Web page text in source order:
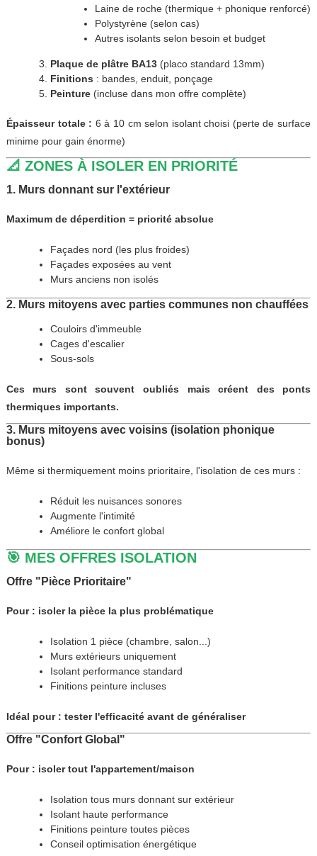
Laine de roche (thermique + phonique renforcé)
Polystyrène (selon cas)
Autres isolants selon besoin et budget
Plaque de plâtre BA13 (placo standard 13mm)
Finitions : bandes, enduit, ponçage
Peinture (incluse dans mon offre complète)
Épaisseur totale : 6 à 10 cm selon isolant choisi (perte de surface
minime pour gain énorme)
📐 ZONES À ISOLER EN PRIORITÉ
1. Murs donnant sur l'extérieur
Maximum de déperdition = priorité absolue
Façades nord (les plus froides)
Façades exposées au vent
Murs anciens non isolés
2. Murs mitoyens avec parties communes non chauffées
Couloirs d'immeuble
Cages d'escalier
Sous-sols
Ces murs sont souvent oubliés mais créent des ponts
thermiques importants.
3. Murs mitoyens avec voisins (isolation phonique
bonus)
Même si thermiquement moins prioritaire, l'isolation de ces murs :
Réduit les nuisances sonores
Augmente l'intimité
Améliore le confort global
🎯 MES OFFRES ISOLATION
Offre "Pièce Prioritaire"
Pour : isoler la pièce la plus problématique
Isolation 1 pièce (chambre, salon...)
Murs extérieurs uniquement
Isolant performance standard
Finitions peinture incluses
Idéal pour : tester l'efficacité avant de généraliser
Offre "Confort Global"
Pour : isoler tout l'appartement/maison
Isolation tous murs donnant sur extérieur
Isolant haute performance
Finitions peinture toutes pièces
Conseil optimisation énergétique